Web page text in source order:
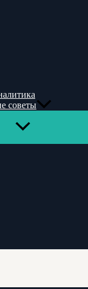
советы
Переключатель